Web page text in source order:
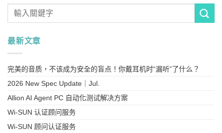
最新文章
完美的音质，不该成为安全的盲点！你戴耳机时“漏听”了什么？
2026 New Spec Update｜Jul.
Allion AI Agent PC 自动化测试解决方案
Wi-SUN 认证顾问服务
Wi-SUN 顾问认证服务